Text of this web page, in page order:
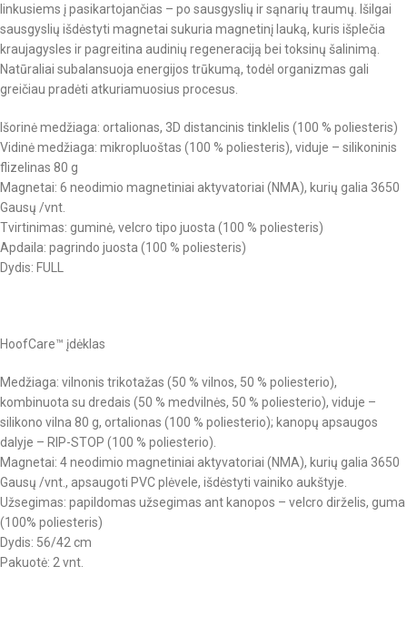
linkusiems į pasikartojančias – po sausgyslių ir sąnarių traumų. Išilgai
sausgyslių išdėstyti magnetai sukuria magnetinį lauką, kuris išplečia
kraujagysles ir pagreitina audinių regeneraciją bei toksinų šalinimą.
Natūraliai subalansuoja energijos trūkumą, todėl organizmas gali
greičiau pradėti atkuriamuosius procesus.
Išorinė medžiaga: ortalionas, 3D distancinis tinklelis (100 % poliesteris)
Vidinė medžiaga: mikropluoštas (100 % poliesteris), viduje – silikoninis
flizelinas 80 g
Magnetai: 6 neodimio magnetiniai aktyvatoriai (NMA), kurių galia 3650
Gausų /vnt.
Tvirtinimas: guminė, velcro tipo juosta (100 % poliesteris)
Apdaila: pagrindo juosta (100 % poliesteris)
Dydis: FULL
HoofCare™ įdėklas
Medžiaga: vilnonis trikotažas (50 % vilnos, 50 % poliesterio),
kombinuota su dredais (50 % medvilnės, 50 % poliesterio), viduje –
silikono vilna 80 g, ortalionas (100 % poliesterio); kanopų apsaugos
dalyje – RIP-STOP (100 % poliesterio).
Magnetai: 4 neodimio magnetiniai aktyvatoriai (NMA), kurių galia 3650
Gausų /vnt., apsaugoti PVC plėvele, išdėstyti vainiko aukštyje.
Užsegimas: papildomas užsegimas ant kanopos – velcro dirželis, guma
(100% poliesteris)
Dydis: 56/42 cm
Pakuotė: 2 vnt.